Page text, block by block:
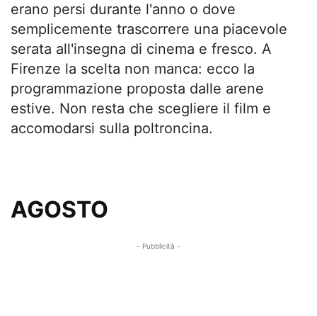
erano persi durante l'anno o dove
semplicemente trascorrere una piacevole
serata all'insegna di cinema e fresco. A
Firenze la scelta non manca: ecco la
programmazione proposta dalle arene
estive. Non resta che scegliere il film e
accomodarsi sulla poltroncina.
AGOSTO
- Pubblicità -